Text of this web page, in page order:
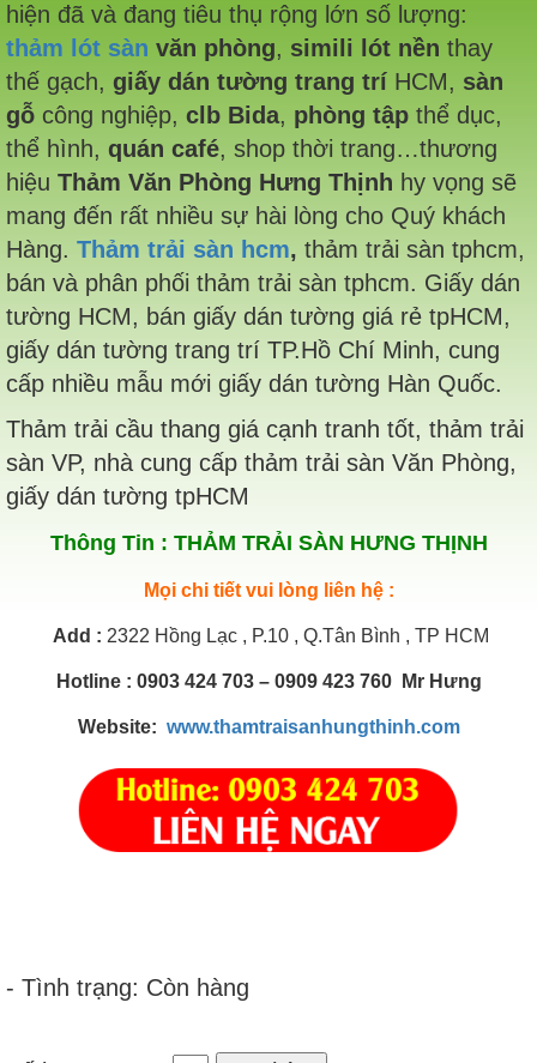
hiện đã và đang tiêu thụ rộng lớn số lượng:
thảm lót sàn văn phòng, simili lót nền thay
thế gạch, giấy dán tường trang trí HCM, sàn
gỗ công nghiệp, clb Bida, phòng tập thể dục,
thể hình, quán café, shop thời trang…thương
hiệu Thảm Văn Phòng Hưng Thịnh hy vọng sẽ
mang đến rất nhiều sự hài lòng cho Quý khách
Hàng. Thảm trải sàn hcm, thảm trải sàn tphcm,
bán và phân phối thảm trải sàn tphcm. Giấy dán
tường HCM, bán giấy dán tường giá rẻ tpHCM,
giấy dán tường trang trí TP.Hồ Chí Minh, cung
cấp nhiều mẫu mới giấy dán tường Hàn Quốc.
Thảm trải cầu thang giá cạnh tranh tốt, thảm trải
sàn VP, nhà cung cấp thảm trải sàn Văn Phòng,
giấy dán tường tpHCM
Thông Tin : THẢM TRẢI SÀN HƯNG THỊNH
Mọi chi tiết vui lòng liên hệ :
Add : 2322 Hồng Lạc , P.10 , Q.Tân Bình , TP HCM
Hotline : 0903 424 703 – 0909 423 760 Mr Hưng
Website: www.thamtraisanhungthinh.com
- Tình trạng: Còn hàng